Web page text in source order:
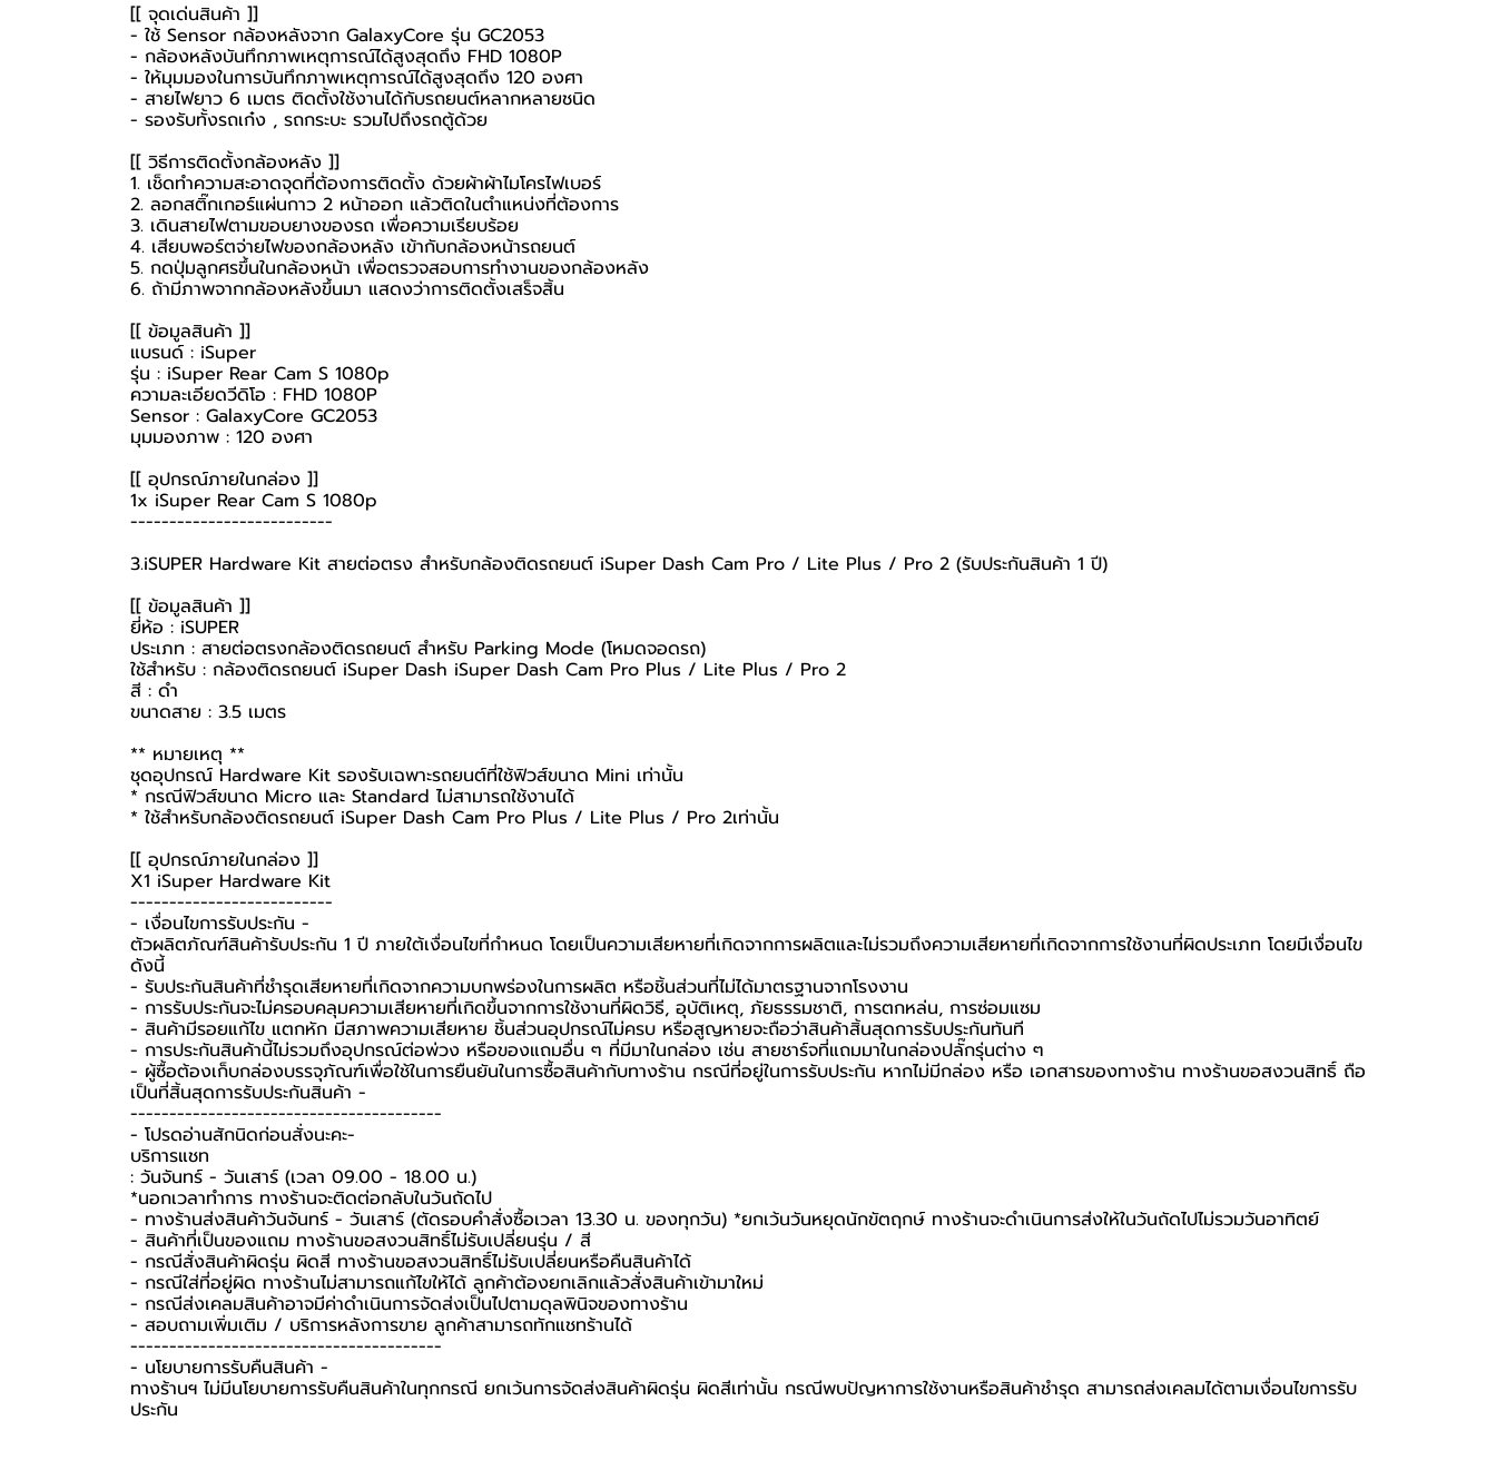
[[ จุดเด่นสินค้า ]]
- ใช้ Sensor กล้องหลังจาก GalaxyCore รุ่น GC2053
- กล้องหลังบันทึกภาพเหตุการณ์ได้สูงสุดถึง FHD 1080P
- ให้มุมมองในการบันทึกภาพเหตุการณ์ได้สูงสุดถึง 120 องศา
- สายไฟยาว 6 เมตร ติดตั้งใช้งานได้กับรถยนต์หลากหลายชนิด
- รองรับทั้งรถเก๋ง , รถกระบะ รวมไปถึงรถตู้ด้วย
[[ วิธีการติดตั้งกล้องหลัง ]]
1. เช็ดทำความสะอาดจุดที่ต้องการติดตั้ง ด้วยผ้าผ้าไมโครไฟเบอร์
2. ลอกสติ๊กเกอร์แผ่นกาว 2 หน้าออก แล้วติดในตำแหน่งที่ต้องการ
3. เดินสายไฟตามขอบยางของรถ เพื่อความเรียบร้อย
4. เสียบพอร์ตจ่ายไฟของกล้องหลัง เข้ากับกล้องหน้ารถยนต์
5. กดปุ่มลูกศรขึ้นในกล้องหน้า เพื่อตรวจสอบการทำงานของกล้องหลัง
6. ถ้ามีภาพจากกล้องหลังขึ้นมา แสดงว่าการติดตั้งเสร็จสิ้น
[[ ข้อมูลสินค้า ]]
แบรนด์ : iSuper
รุ่น : iSuper Rear Cam S 1080p
ความละเอียดวีดิโอ : FHD 1080P
Sensor : GalaxyCore GC2053
มุมมองภาพ : 120 องศา
[[ อุปกรณ์ภายในกล่อง ]]
1x iSuper Rear Cam S 1080p
--------------------------
3.iSUPER Hardware Kit สายต่อตรง สำหรับกล้องติดรถยนต์ iSuper Dash Cam Pro / Lite Plus / Pro 2 (รับประกันสินค้า 1 ปี)
[[ ข้อมูลสินค้า ]]
ยี่ห้อ : iSUPER
ประเภท : สายต่อตรงกล้องติดรถยนต์ สำหรับ Parking Mode (โหมดจอดรถ)
ใช้สำหรับ : กล้องติดรถยนต์ iSuper Dash iSuper Dash Cam Pro Plus / Lite Plus / Pro 2
สี : ดำ
ขนาดสาย : 3.5 เมตร
** หมายเหตุ **
ชุดอุปกรณ์ Hardware Kit รองรับเฉพาะรถยนต์ที่ใช้ฟิวส์ขนาด Mini เท่านั้น
* กรณีฟิวส์ขนาด Micro และ Standard ไม่สามารถใช้งานได้
* ใช้สำหรับกล้องติดรถยนต์ iSuper Dash Cam Pro Plus / Lite Plus / Pro 2เท่านั้น
[[ อุปกรณ์ภายในกล่อง ]]
X1 iSuper Hardware Kit
--------------------------
-️ เงื่อนไขการรับประกัน -️
ตัวผลิตภัณฑ์สินค้ารับประกัน 1 ปี ภายใต้เงื่อนไขที่กำหนด โดยเป็นความเสียหายที่เกิดจากการผลิตและไม่รวมถึงความเสียหายที่เกิดจากการใช้งานที่ผิดประเภท โดยมีเงื่อนไข
ดังนี้
- รับประกันสินค้าที่ชำรุดเสียหายที่เกิดจากความบกพร่องในการผลิต หรือชิ้นส่วนที่ไม่ได้มาตรฐานจากโรงงาน
- การรับประกันจะไม่ครอบคลุมความเสียหายที่เกิดขึ้นจากการใช้งานที่ผิดวิธี, อุบัติเหตุ, ภัยธรรมชาติ, การตกหล่น, การซ่อมแซม
- สินค้ามีรอยแก้ไข แตกหัก มีสภาพความเสียหาย ชิ้นส่วนอุปกรณ์ไม่ครบ หรือสูญหายจะถือว่าสินค้าสิ้นสุดการรับประกันทันที
- การประกันสินค้านี้ไม่รวมถึงอุปกรณ์ต่อพ่วง หรือของแถมอื่น ๆ ที่มีมาในกล่อง เช่น สายชาร์จที่แถมมาในกล่องปลั๊กรุ่นต่าง ๆ
-️ ผู้ซื้อต้องเก็บกล่องบรรจุภัณฑ์เพื่อใช้ในการยืนยันในการซื้อสินค้ากับทางร้าน กรณีที่อยู่ในการรับประกัน หากไม่มีกล่อง หรือ เอกสารของทางร้าน ทางร้านขอสงวนสิทธิ์ ถือ
เป็นที่สิ้นสุดการรับประกันสินค้า -️
----------------------------------------
-️ โปรดอ่านสักนิดก่อนสั่งนะคะ-️
บริการแชท
: วันจันทร์ - วันเสาร์ (เวลา 09.00 - 18.00 น.)
*นอกเวลาทำการ ทางร้านจะติดต่อกลับในวันถัดไป
- ทางร้านส่งสินค้าวันจันทร์ - วันเสาร์ (ตัดรอบคำสั่งซื้อเวลา 13.30 น. ของทุกวัน) *ยกเว้นวันหยุดนักขัตฤกษ์ ทางร้านจะดำเนินการส่งให้ในวันถัดไปไม่รวมวันอาทิตย์
- สินค้าที่เป็นของแถม ทางร้านขอสงวนสิทธิ์ไม่รับเปลี่ยนรุ่น / สี
- กรณีสั่งสินค้าผิดรุ่น ผิดสี ทางร้านขอสงวนสิทธิ์ไม่รับเปลี่ยนหรือคืนสินค้าได้
- กรณีใส่ที่อยู่ผิด ทางร้านไม่สามารถแก้ไขให้ได้ ลูกค้าต้องยกเลิกแล้วสั่งสินค้าเข้ามาใหม่
- กรณีส่งเคลมสินค้าอาจมีค่าดำเนินการจัดส่งเป็นไปตามดุลพินิจของทางร้าน
- สอบถามเพิ่มเติม / บริการหลังการขาย ลูกค้าสามารถทักแชทร้านได้
----------------------------------------
-️ นโยบายการรับคืนสินค้า -️
ทางร้านฯ ไม่มีนโยบายการรับคืนสินค้าในทุกกรณี ยกเว้นการจัดส่งสินค้าผิดรุ่น ผิดสีเท่านั้น กรณีพบปัญหาการใช้งานหรือสินค้าชำรุด สามารถส่งเคลมได้ตามเงื่อนไขการรับ
ประกัน